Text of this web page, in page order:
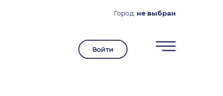
Город: не выбран
Войти